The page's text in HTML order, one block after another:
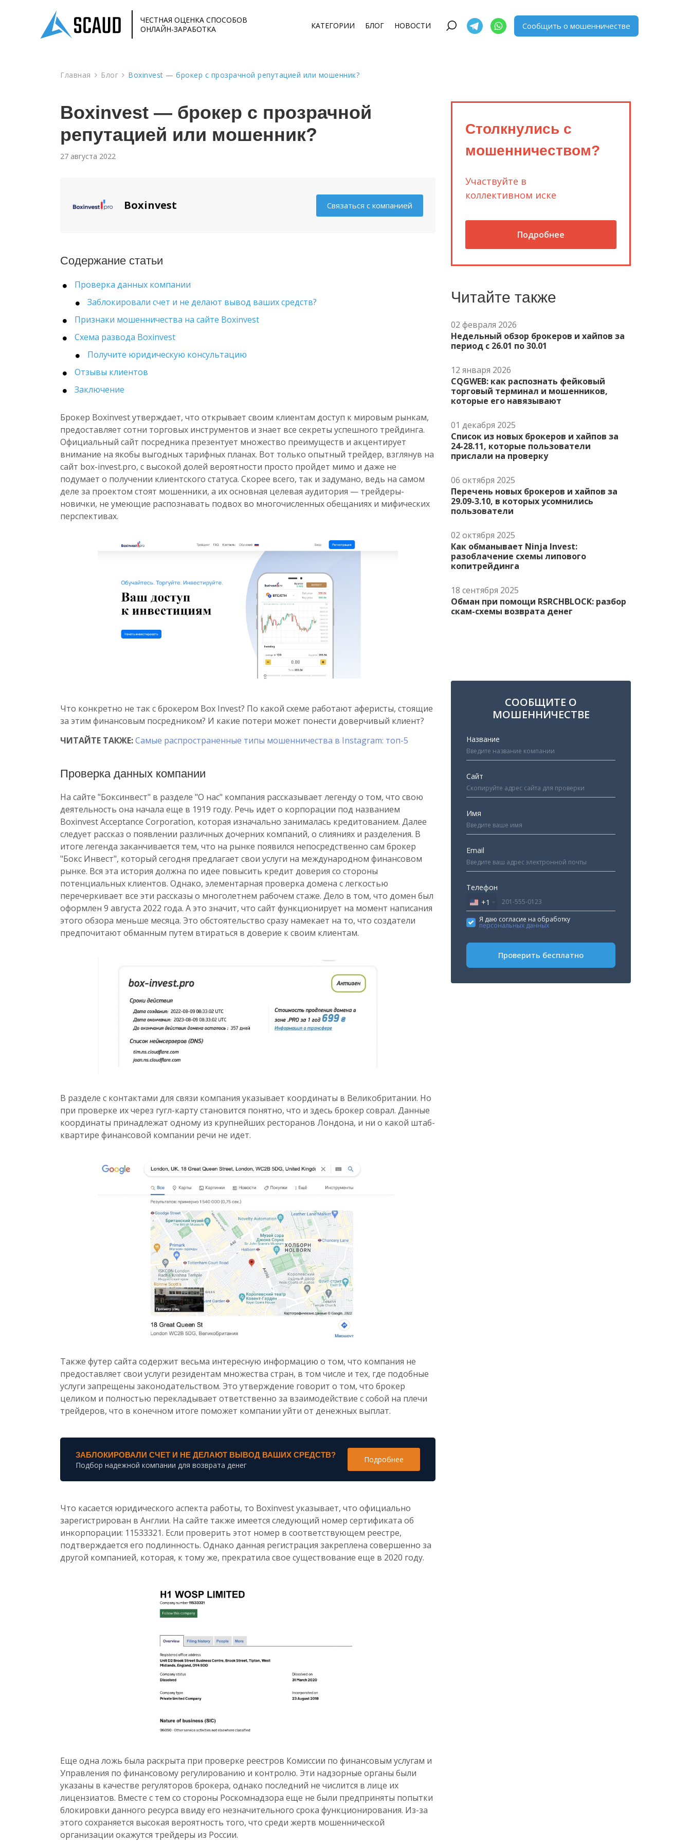
ЧЕСТНАЯ ОЦЕНКА СПОСОБОВ
ОНЛАЙН-ЗАРАБОТКА
КАТЕГОРИИ БЛОГ НОВОСТИ Сообщить о мошенничестве
Главная Блог Boxinvest — брокер с прозрачной репутацией или мошенник?
Boxinvest — брокер с прозрачной
репутацией или мошенник?
27 августа 2022
Boxinvest Связаться с компанией
Содержание статьи
Проверка данных компании
Заблокировали счет и не делают вывод ваших средств?
Признаки мошенничества на сайте Boxinvest
Схема развода Boxinvest
Получите юридическую консультацию
Отзывы клиентов
Заключение
Брокер Boxinvest утверждает, что открывает своим клиентам доступ к мировым рынкам,
предоставляет сотни торговых инструментов и знает все секреты успешного трейдинга.
Официальный сайт посредника презентует множество преимуществ и акцентирует
внимание на якобы выгодных тарифных планах. Вот только опытный трейдер, взглянув на
сайт box-invest.pro, с высокой долей вероятности просто пройдет мимо и даже не
подумает о получении клиентского статуса. Скорее всего, так и задумано, ведь на самом
деле за проектом стоят мошенники, а их основная целевая аудитория — трейдеры-
новички, не умеющие распознавать подвох во многочисленных обещаниях и мифических
перспективах.
Что конкретно не так с брокером Box Invest? По какой схеме работают аферисты, стоящие
за этим финансовым посредником? И какие потери может понести доверчивый клиент?
ЧИТАЙТЕ ТАКЖЕ:Самые распространенные типы мошенничества в Instagram: топ-5
Проверка данных компании
На сайте "Боксинвест" в разделе "О нас" компания рассказывает легенду о том, что свою
деятельность она начала еще в 1919 году. Речь идет о корпорации под названием
Boxinvest Acceptance Corporation, которая изначально занималась кредитованием. Далее
следует рассказ о появлении различных дочерних компаний, о слияниях и разделения. В
итоге легенда заканчивается тем, что на рынке появился непосредственно сам брокер
"Бокс Инвест", который сегодня предлагает свои услуги на международном финансовом
рынке. Вся эта история должна по идее повысить кредит доверия со стороны
потенциальных клиентов. Однако, элементарная проверка домена с легкостью
перечеркивает все эти рассказы о многолетнем рабочем стаже. Дело в том, что домен был
оформлен 9 августа 2022 года. А это значит, что сайт функционирует на момент написания
этого обзора меньше месяца. Это обстоятельство сразу намекает на то, что создатели
предпочитают обманным путем втираться в доверие к своим клиентам.
В разделе с контактами для связи компания указывает координаты в Великобритании. Но
при проверке их через гугл-карту становится понятно, что и здесь брокер соврал. Данные
координаты принадлежат одному из крупнейших ресторанов Лондона, и ни о какой штаб-
квартире финансовой компании речи не идет.
Также футер сайта содержит весьма интересную информацию о том, что компания не
предоставляет свои услуги резидентам множества стран, в том числе и тех, где подобные
услуги запрещены законодательством. Это утверждение говорит о том, что брокер
целиком и полностью перекладывает ответственно за взаимодействие с собой на плечи
трейдеров, что в конечном итоге поможет компании уйти от денежных выплат.
ЗАБЛОКИРОВАЛИ СЧЕТ И НЕ ДЕЛАЮТ ВЫВОД ВАШИХ СРЕДСТВ?
Подбор надежной компании для возврата денег
Подробнее
Что касается юридического аспекта работы, то Boxinvest указывает, что официально
зарегистрирован в Англии. На сайте также имеется следующий номер сертификата об
инкорпорации: 11533321. Если проверить этот номер в соответствующем реестре,
подтверждается его подлинность. Однако данная регистрация закреплена совершенно за
другой компанией, которая, к тому же, прекратила свое существование еще в 2020 году.
Еще одна ложь была раскрыта при проверке реестров Комиссии по финансовым услугам и
Управления по финансовому регулированию и контролю. Эти надзорные органы были
указаны в качестве регуляторов брокера, однако последний не числится в лице их
лицензиатов. Вместе с тем со стороны Роскомнадзора еще не были предприняты попытки
блокировки данного ресурса ввиду его незначительного срока функционирования. Из-за
этого сохраняется высокая вероятность того, что среди жертв мошеннической
организации окажутся трейдеры из России.
Столкнулись с
мошенничеством?
Участвуйте в
коллективном иске
Подробнее
Читайте также
02 февраля 2026
Недельный обзор брокеров и хайпов за
период с 26.01 по 30.01
12 января 2026
CQGWEB: как распознать фейковый
торговый терминал и мошенников,
которые его навязывают
01 декабря 2025
Список из новых брокеров и хайпов за
24-28.11, которые пользователи
прислали на проверку
06 октября 2025
Перечень новых брокеров и хайпов за
29.09-3.10, в которых усомнились
пользователи
02 октября 2025
Как обманывает Ninja Invest:
разоблачение схемы липового
копитрейдинга
18 сентября 2025
Обман при помощи RSRCHBLOCK: разбор
скам-схемы возврата денег
СООБЩИТЕ О
МОШЕННИЧЕСТВЕ
Название
Сайт
Имя
Email
Телефон
United
States
+1
+1
Я даю согласие на обработку
персональных данных
Проверить бесплатно